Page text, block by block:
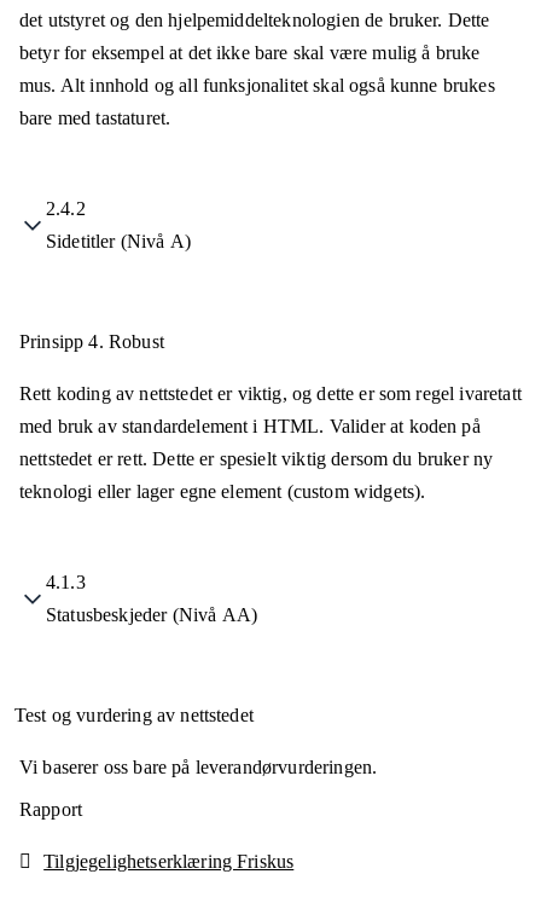
det utstyret og den hjelpemiddelteknologien de bruker. Dette
betyr for eksempel at det ikke bare skal være mulig å bruke
mus. Alt innhold og all funksjonalitet skal også kunne brukes
bare med tastaturet.
2.4.2
Sidetitler (Nivå A)
Prinsipp 4. Robust
Rett koding av nettstedet er viktig, og dette er som regel ivaretatt
med bruk av standardelement i HTML. Valider at koden på
nettstedet er rett. Dette er spesielt viktig dersom du bruker ny
teknologi eller lager egne element (custom widgets).
4.1.3
Statusbeskjeder (Nivå AA)
Test og vurdering av nettstedet
Vi baserer oss bare på leverandørvurderingen.
Rapport
Tilgjegelighetserklæring Friskus